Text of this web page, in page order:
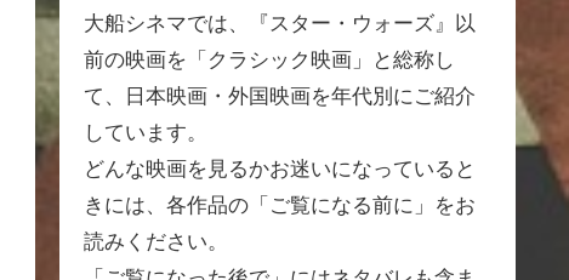
大船シネマでは、『スター・ウォーズ』以
前の映画を「クラシック映画」と総称し
て、日本映画・外国映画を年代別にご紹介
しています。
どんな映画を見るかお迷いになっていると
きには、各作品の「ご覧になる前に」をお
読みください。